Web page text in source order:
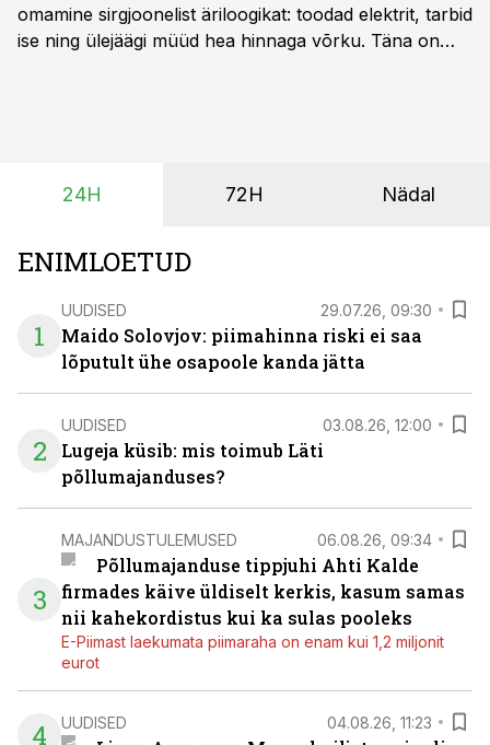
omamine sirgjoonelist äriloogikat: toodad elektrit, tarbid
ise ning ülejäägi müüd hea hinnaga võrku. Täna on
põllumajandusettevõtete jaoks üheks olulisemaks
24H 72H Nädal
ENIMLOETUD
1
UUDISED 29.07.26, 09:30
Maido Solovjov: piimahinna riski ei saa
lõputult ühe osapoole kanda jätta
2
UUDISED 03.08.26, 12:00
Lugeja küsib: mis toimub Läti
põllumajanduses?
3
MAJANDUSTULEMUSED 06.08.26, 09:34
Põllumajanduse tippjuhi Ahti Kalde
firmades käive üldiselt kerkis, kasum samas
nii kahekordistus kui ka sulas pooleks
E-Piimast laekumata piimaraha on enam kui 1,2 miljonit
eurot
4 UUDISED 04.08.26, 11:23